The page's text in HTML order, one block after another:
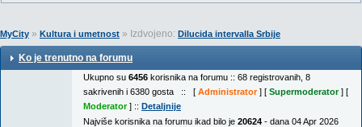
MyCity » Kultura i umetnost » Izdvojeno: Dilucida intervalla Srbije
Ko je trenutno na forumu
Ukupno su 6456 korisnika na forumu :: 68 registrovanih, 8
sakrivenih i 6380 gosta :: [ Administrator] [ Supermoderator] [
Moderator] :: Detaljnije
Najviše korisnika na forumu ikad bilo je 20624 - dana 04 Apr 2026